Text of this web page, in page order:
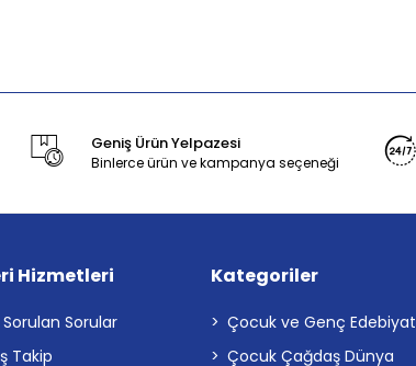
Geniş Ürün Yelpazesi
Binlerce ürün ve kampanya seçeneği
Hizmetleri
Sorulan Sorular
Takip
Kategoriler
Çocuk ve Genç Edebiyat
Çocuk Çağdaş Dünya